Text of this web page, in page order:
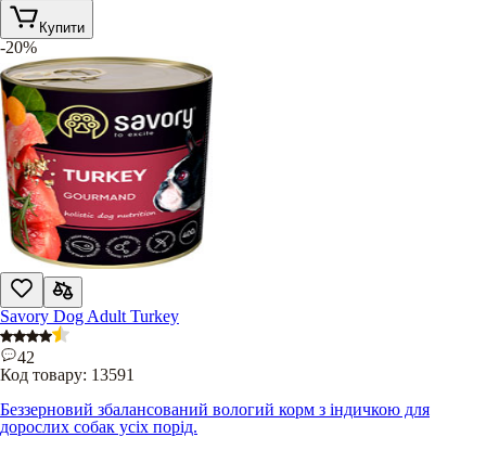
Купити
-20%
Savory Dog Adult Turkey
42
Код товару: 13591
Беззерновий збалансований вологий корм з індичкою для
дорослих собак усіх порід.